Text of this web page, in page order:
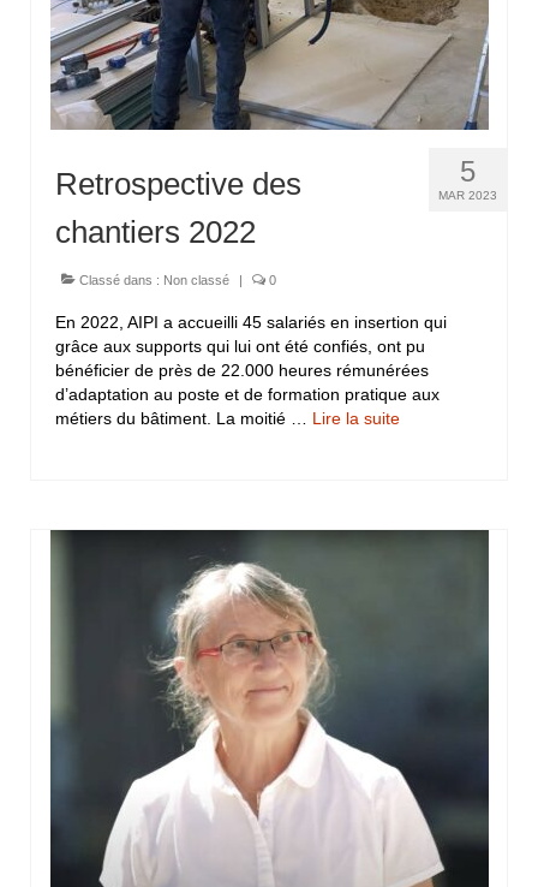
5
MAR 2023
Retrospective des
chantiers 2022
Classé dans : Non classé | 0
En 2022, AIPI a accueilli 45 salariés en insertion qui
grâce aux supports qui lui ont été confiés, ont pu
bénéficier de près de 22.000 heures rémunérées
d’adaptation au poste et de formation pratique aux
métiers du bâtiment. La moitié … Lire la suite­­